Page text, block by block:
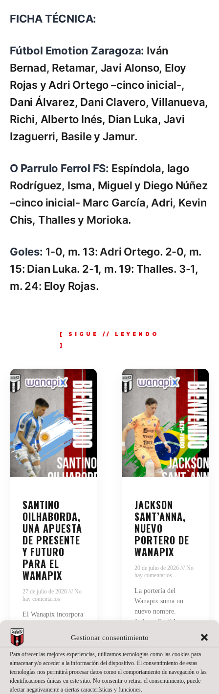
Gestionar consentimiento
Para ofrecer las mejores experiencias, utilizamos tecnologías como las cookies para
almacenar y/o acceder a la información del dispositivo. El consentimiento de estas
tecnologías nos permitirá procesar datos como el comportamiento de navegación o las
identificaciones únicas en este sitio. No consentir o retirar el consentimiento, puede
afectar negativamente a ciertas características y funciones.
FICHA TÉCNICA:
Fútbol Emotion Zaragoza: Iván
Bernad, Retamar, Javi Alonso, Eloy
Rojas y Adri Ortego –cinco inicial-,
Dani Álvarez, Dani Clavero, Villanueva,
Richi, Alberto Inés, Dian Luka, Javi
Izaguerri, Basile y Jamur.
O Parrulo Ferrol FS: Espíndola, Iago
Rodríguez, Isma, Miguel y Diego Núñez
–cinco inicial- Marc García, Adri, Kevin
Chis, Thalles y Morioka.
Goles: 1-0, m. 13: Adri Ortego. 2-0, m.
15: Dian Luka. 2-1, m. 19: Thalles. 3-1,
m. 24: Eloy Rojas.
SANTINO
OILHABORDA,
UNA APUESTA
DE PRESENTE
Y FUTURO
PARA EL
WANAPIX
27 de julio de 2026
No
hay comentarios
El Wanapix incorpora
para la temporada
2026/27. El ala
diestro argentino llega
procedente de Ferro y
afrontará en Zaragoza
su primera
JACKSON
SANT’ANNA,
NUEVO
PORTERO DE
WANAPIX
20 de julio de 2026
No
hay comentarios
La portería del
Wanapix suma un
nuevo nombre.
Jackson Sant’Anna
camiseta en la
temporada del regreso
a Primera División.
El brasileño, de 23
años, llega a Zaragoza